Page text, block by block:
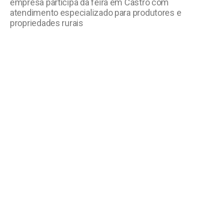
empresa participa da feira em Castro com
atendimento especializado para produtores e
propriedades rurais